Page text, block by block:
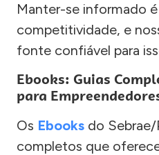
Manter-se informado é
competitividade, e
fonte confiável para
Ebooks: Guias
para
Os Ebooks do Sebrae/
completos que